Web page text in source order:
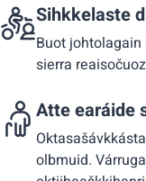
Sihkkelaste
Buot
sierra
Atte earáide
olbmuid.